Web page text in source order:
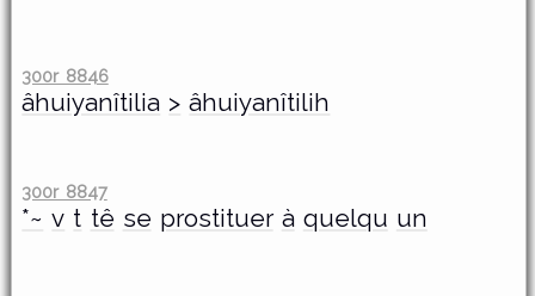
300r 8846
âhuiyanîtilia > âhuiyanîtilih
300r 8847
*~ v t tê se prostituer à quelqu un